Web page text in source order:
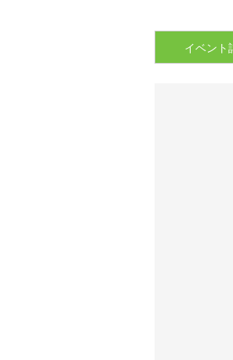
イベント